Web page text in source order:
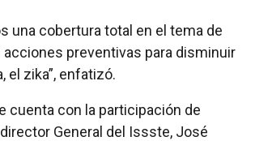
una cobertura total en el tema de
preventivas para disminuir
el zika”, enfatizó.
cuenta con la participación de
General del Issste, José